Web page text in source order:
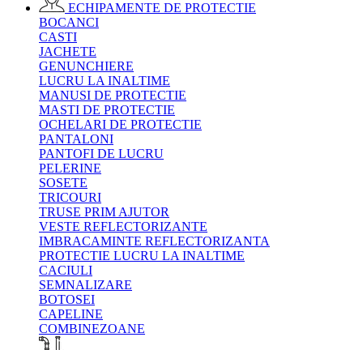
ECHIPAMENTE DE PROTECTIE
BOCANCI
CASTI
JACHETE
GENUNCHIERE
LUCRU LA INALTIME
MANUSI DE PROTECTIE
MASTI DE PROTECTIE
OCHELARI DE PROTECTIE
PANTALONI
PANTOFI DE LUCRU
PELERINE
SOSETE
TRICOURI
TRUSE PRIM AJUTOR
VESTE REFLECTORIZANTE
IMBRACAMINTE REFLECTORIZANTA
PROTECTIE LUCRU LA INALTIME
CACIULI
SEMNALIZARE
BOTOSEI
CAPELINE
COMBINEZOANE